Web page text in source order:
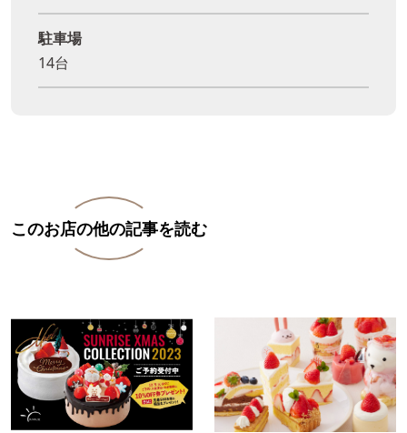
駐車場
14台
このお店の他の記事を読む